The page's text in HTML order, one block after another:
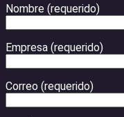
Nombre (requerido)
Empresa (requerido)
Correo (requerido)